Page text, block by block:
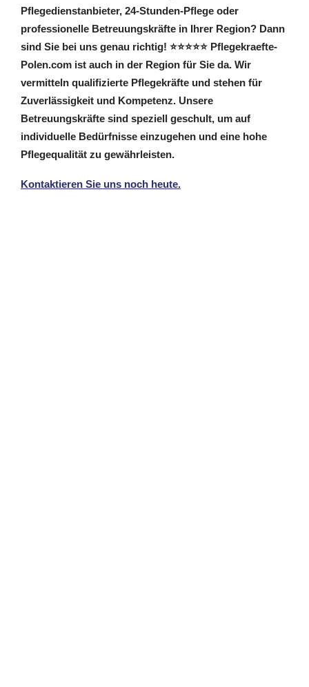
Pflegedienstanbieter, 24-Stunden-Pflege oder
professionelle Betreuungskräfte in Ihrer Region? Dann
sind Sie bei uns genau richtig! ⭐⭐⭐⭐⭐ Pflegekraefte-
Polen.com ist auch in der Region für Sie da. Wir
vermitteln qualifizierte Pflegekräfte und stehen für
Zuverlässigkeit und Kompetenz. Unsere
Betreuungskräfte sind speziell geschult, um auf
individuelle Bedürfnisse einzugehen und eine hohe
Pflegequalität zu gewährleisten.
Kontaktieren Sie uns noch heute.